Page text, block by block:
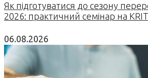
Як підготуватися до сезону
2026: практичний семінар на
06.08.2026